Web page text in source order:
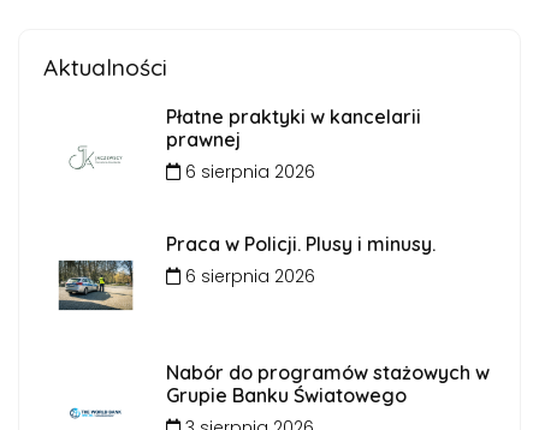
Aktualności
Płatne praktyki w kancelarii
prawnej
6 sierpnia 2026
Praca w Policji. Plusy i minusy.
6 sierpnia 2026
Nabór do programów stażowych w
Grupie Banku Światowego